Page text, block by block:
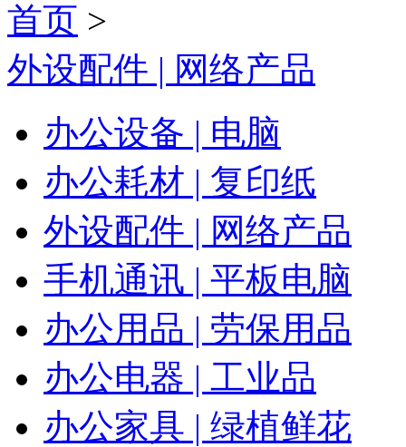
首页 >
外设配件 | 网络产品
办公设备 | 电脑
办公耗材 | 复印纸
外设配件 | 网络产品
手机通讯 | 平板电脑
办公用品 | 劳保用品
办公电器 | 工业品
办公家具 | 绿植鲜花